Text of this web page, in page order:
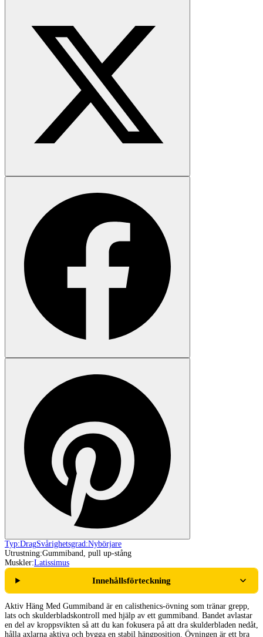
Typ:DragSvårighetsgrad:Nybörjare
Utrustning:Gummiband, pull up-stång
Muskler:Latissimus
Innehållsförteckning
Aktiv Häng Med Gummiband är en calisthenics-övning som tränar grepp,
lats och skulderbladskontroll med hjälp av ett gummiband. Bandet avlastar
en del av kroppsvikten så att du kan fokusera på att dra skulderbladen nedåt,
hålla axlarna aktiva och bygga en stabil hängposition. Övningen är ett bra